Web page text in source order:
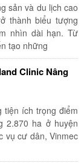
sản và du lịch cao
thành biểu tượng
nhìn dài hạn. Từ
tạo những
Clinic Nâng
tiện ích trọng điểm
2.870 ha ở huyện
vụ cư dân, Vinmec